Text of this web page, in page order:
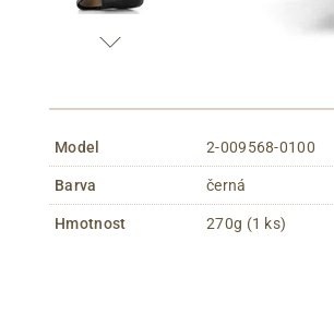
Model 2-009568-0100
Barva černá
Hmotnost 270g (1 ks)